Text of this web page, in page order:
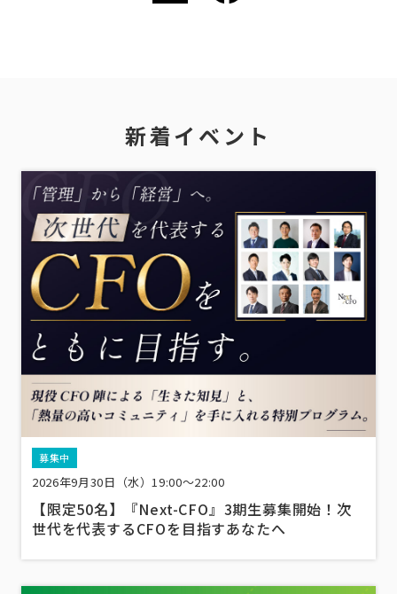
新着イベント
募集中
2026年9月30日（水）19:00～22:00
【限定50名】『Next-CFO』3期生募集開始！次
世代を代表するCFOを目指すあなたへ